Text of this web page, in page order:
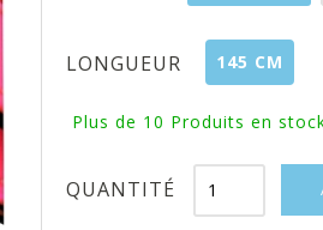
LONGUEUR 145 CM
Plus de 10 Produits en
QUANTITÉ